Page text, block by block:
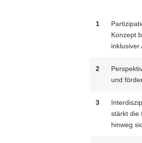
1
Konzept
inklusiver
2
und
3
stärkt die
hinweg